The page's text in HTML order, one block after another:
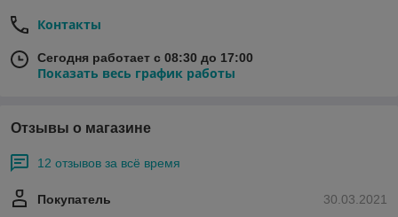
Контакты
Сегодня работает с 08:30 до 17:00
Показать весь график работы
Отзывы о магазине
12 отзывов за всё время
30.03.2021
Покупатель